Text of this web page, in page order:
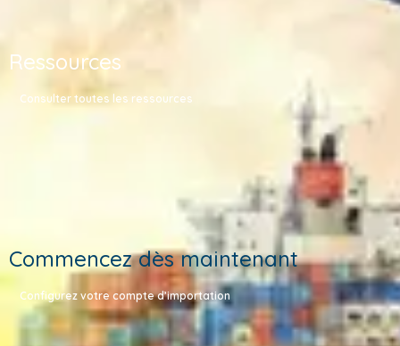
Ressources
Consulter toutes les ressources
Commencez dès maintenant
Configurez votre compte d’importation